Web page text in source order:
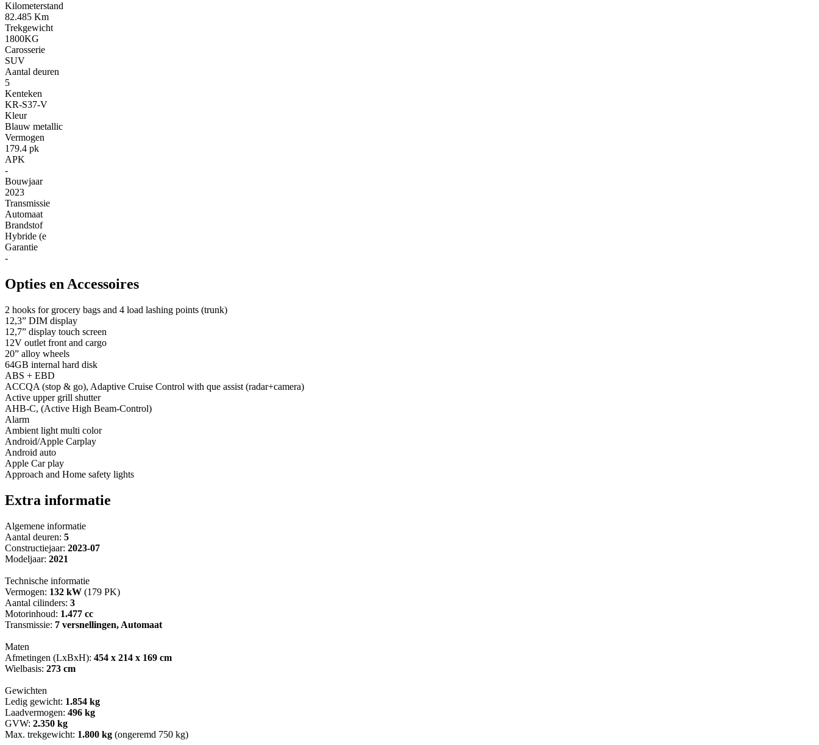
Kilometerstand
82.485 Km
Trekgewicht
1800KG
Carosserie
SUV
Aantal deuren
5
Kenteken
KR-S37-V
Kleur
Blauw metallic
Vermogen
179.4 pk
APK
-
Bouwjaar
2023
Transmissie
Automaat
Brandstof
Hybride (e
Garantie
-
Opties en Accessoires
2 hooks for grocery bags and 4 load lashing points (trunk)
12,3” DIM display
12,7” display touch screen
12V outlet front and cargo
20” alloy wheels
64GB internal hard disk
ABS + EBD
ACCQA (stop & go), Adaptive Cruise Control with que assist (radar+camera)
Active upper grill shutter
AHB-C, (Active High Beam-Control)
Alarm
Ambient light multi color
Android/Apple Carplay
Android auto
Apple Car play
Approach and Home safety lights
Extra informatie
Algemene informatie
Aantal deuren: 5
Constructiejaar: 2023-07
Modeljaar: 2021
Technische informatie
Vermogen: 132 kW (179 PK)
Aantal cilinders: 3
Motorinhoud: 1.477 cc
Transmissie: 7 versnellingen, Automaat
Maten
Afmetingen (LxBxH): 454 x 214 x 169 cm
Wielbasis: 273 cm
Gewichten
Ledig gewicht: 1.854 kg
Laadvermogen: 496 kg
GVW: 2.350 kg
Max. trekgewicht: 1.800 kg (ongeremd 750 kg)